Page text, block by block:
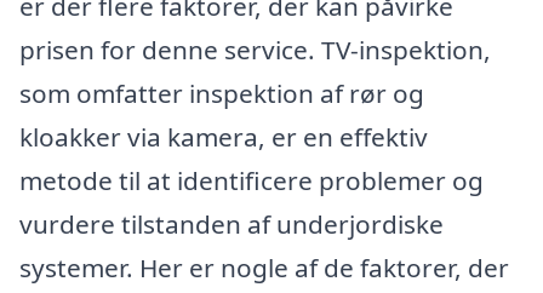
prisen for denne service. TV-inspektion,
som omfatter inspektion af rør og
kloakker via kamera, er en effektiv
metode til at identificere problemer og
vurdere tilstanden af underjordiske
systemer. Her er nogle af de faktorer, der